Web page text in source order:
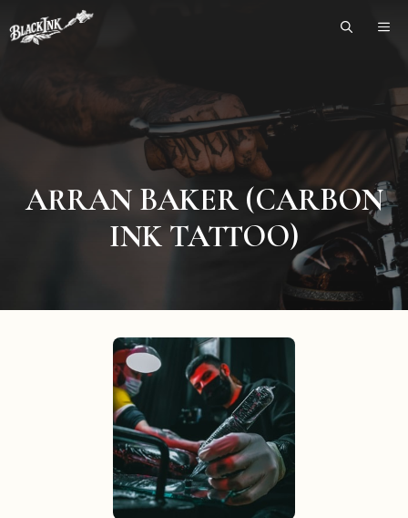
to
ARRAN BAKER (CARBON
INK TATTOO)